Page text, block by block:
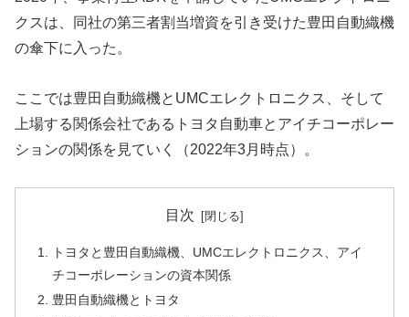
クスは、同社の第三者割当増資を引き受けた豊田自動織機
の傘下に入った。
ここでは豊田自動織機とUMCエレクトロニクス、そして
上場する関係会社であるトヨタ自動車とアイチコーポレー
ションの関係を見ていく（2022年3月時点）。
目次
トヨタと豊田自動織機、UMCエレクトロニクス、アイ
チコーポレーションの資本関係
豊田自動織機とトヨタ